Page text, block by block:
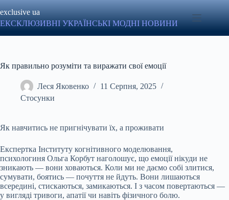
до
вмісту
exclusive ua
ЕКСКЛЮЗИВНІ УКРАЇНСЬКІ МОДНІ НОВИНИ
Як правильно розуміти та виражати свої емоції
Леся Яковенко
11 Серпня, 2025
Стосунки
Як навчитись не пригнічувати їх, а проживати
Експертка Інституту когнітивного моделювання,
психологиня Ольга Корбут наголошує, що емоції нікуди не
зникають — вони ховаються. Коли ми не даємо собі злитися,
сумувати, боятись — почуття не йдуть. Вони лишаються
всередині, стискаються, замикаються. І з часом повертаються —
у вигляді тривоги, апатії чи навіть фізичного болю.